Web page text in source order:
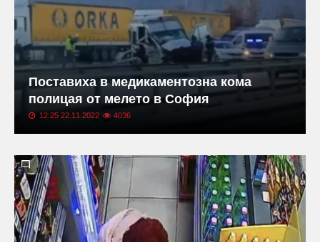
Поставиха в медикаментозна кома
полицая от мелето в София
12:25 22.11.2022 4036